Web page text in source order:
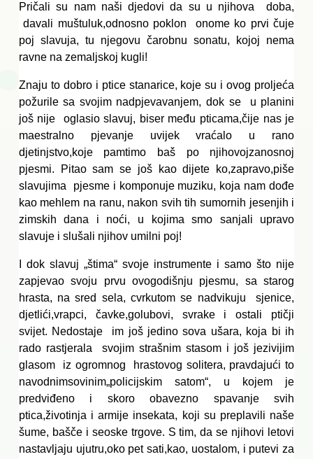
Pričali su nam naši djedovi da su u njihova  doba,
davali muštuluk,odnosno poklon  onome ko prvi čuje
poj slavuja, tu njegovu čarobnu sonatu, kojoj nema
ravne na zemaljskoj kugli!
Znaju to dobro i ptice stanarice, koje su i ovog proljeća
požurile sa svojim nadpjevavanjem, dok se  u planini
još nije  oglasio slavuj, biser među pticama,čije nas je
maestralno pjevanje uvijek vraćalo u rano
djetinjstvo,koje pamtimo baš po njihovojzanosnoj
pjesmi. Pitao sam se još kao dijete ko,zapravo,piše
slavujima  pjesme i komponuje muziku, koja nam dođe
kao mehlem na ranu, nakon svih tih sumornih jesenjih i
zimskih dana i noći, u kojima smo sanjali upravo
slavuje i slušali njihov umilni poj!
I dok slavuj „štima“ svoje instrumente i samo što nije
zapjevao svoju prvu ovogodišnju pjesmu, sa starog
hrasta, na sred sela, cvrkutom se nadvikuju  sjenice,
djetlići,vrapci, čavke,golubovi, svrake i ostali ptičji
svijet. Nedostaje  im još jedino sova ušara, koja bi ih
rado rastjerala  svojim strašnim stasom i još jezivijim
glasom  iz ogromnog  hrastovog solitera, pravdajući to
navodnimsovinim„policijskim satom“, u kojem je
predviđeno i skoro obavezno spavanje svih
ptica,životinja i armije insekata, koji su preplavili naše
šume, bašče i seoske trgove. S tim, da se njihovi letovi
nastavljaju ujutru,oko pet sati,kao, uostalom, i putevi za